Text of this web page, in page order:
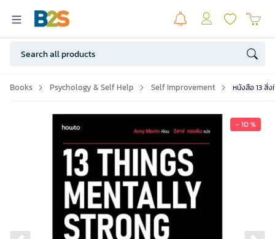
Books Psychology & Self Help Self Improvement หนังสือ 13 สิ่
- 10 %